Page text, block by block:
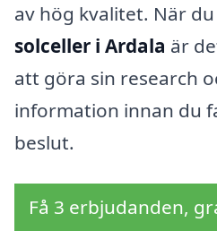
av hög kvalitet. När
solceller i Ardala är
att göra sin research
information innan du
beslut.
Få 3 erbjudanden,